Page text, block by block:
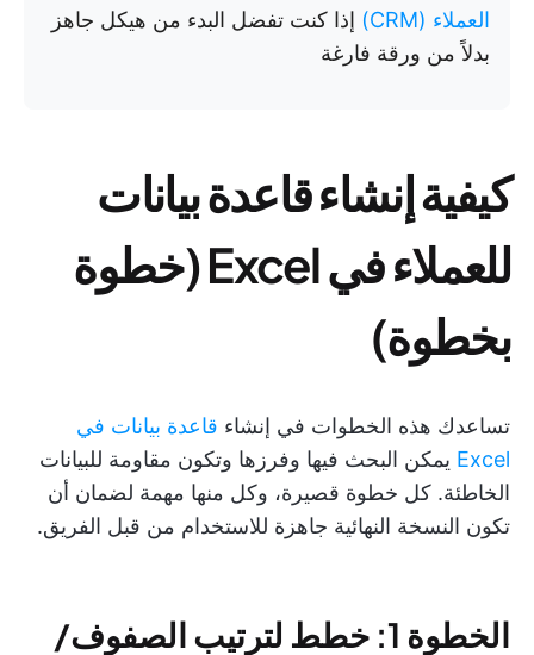
العملاء (CRM)
إذا كنت تفضل البدء من هيكل جاهز
بدلاً من ورقة فارغة
كيفية إنشاء قاعدة بيانات
للعملاء في Excel (خطوة
بخطوة)
تساعدك هذه الخطوات في إنشاء قاعدة بيانات في
Excel يمكن البحث فيها وفرزها وتكون مقاومة للبيانات
الخاطئة. كل خطوة قصيرة، وكل منها مهمة لضمان أن
تكون النسخة النهائية جاهزة للاستخدام من قبل الفريق.
الخطوة 1: خطط لترتيب الصفوف/